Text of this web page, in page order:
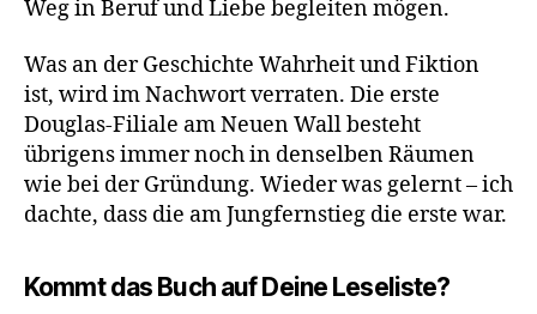
Weg in Beruf und Liebe begleiten mögen.
Was an der Geschichte Wahrheit und Fiktion
ist, wird im Nachwort verraten. Die erste
Douglas-Filiale am Neuen Wall besteht
übrigens immer noch in denselben Räumen
wie bei der Gründung. Wieder was gelernt – ich
dachte, dass die am Jungfernstieg die erste war.
Kommt das Buch auf Deine Leseliste?